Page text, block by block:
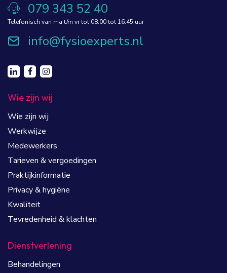
079 343 52 40
Telefonisch van ma t/m vr tot 08:00 tot 16:45 uur
info@fysioexperts.nl
Wie zijn wij
Wie zijn wij
Werkwijze
Medewerkers
Tarieven & vergoedingen
Praktijkinformatie
Privacy & hygiëne
Kwaliteit
Tevredenheid & klachten
Dienstverlening
Behandelingen